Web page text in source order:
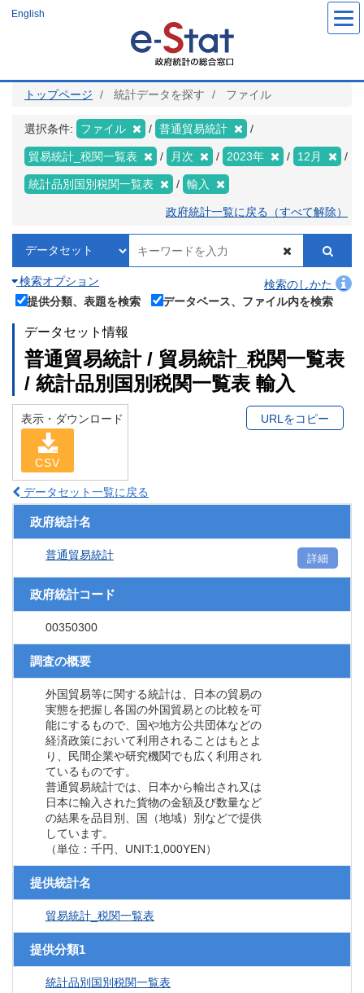
ツ
English
トップページ 統計データを探す ファイル
選択条件: ファイル 普通貿易統計
貿易統計_税関一覧表 月次 2023年 12月
統計品別国別税関一覧表 輸入
政府統計一覧に戻る（すべて解除）
検索オプション
検索のしかた
提供分類、表題を検索
データベース、ファイル内を検索
データセット情報
普通貿易統計 / 貿易統計_税関一覧表
/ 統計品別国別税関一覧表 輸入
表示・ダウンロード
CSV
URLをコピー
データセット一覧に戻る
政府統計名
普通貿易統計 詳細
政府統計コード
00350300
調査の概要
外国貿易等に関する統計は、日本の貿易の
実態を把握し各国の外国貿易との比較を可
能にするもので、国や地方公共団体などの
経済政策において利用されることはもとよ
り、民間企業や研究機関でも広く利用され
ているものです。
普通貿易統計では、日本から輸出され又は
日本に輸入された貨物の金額及び数量など
の結果を品目別、国（地域）別などで提供
しています。
（単位：千円、UNIT:1,000YEN）
提供統計名
貿易統計_税関一覧表
提供分類1
統計品別国別税関一覧表